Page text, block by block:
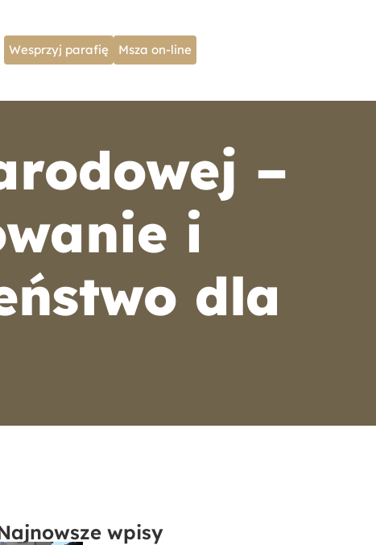
Wesprzyj parafię Msza on-line
–
i
dla
wpisy